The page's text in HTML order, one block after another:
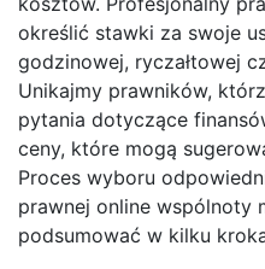
określić stawki za swoje
godzinowej, ryczałtowej
Unikajmy prawników,
pytania dotyczące
ceny, które mogą
Proces wyboru
prawnej online wspólnoty
podsumować w kilku